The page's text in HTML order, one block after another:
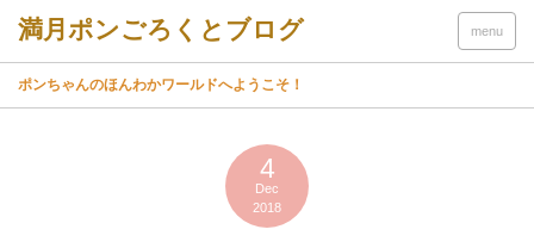
menu
ポンちゃんのほんわかワールドへようこそ！
4
Dec
2018